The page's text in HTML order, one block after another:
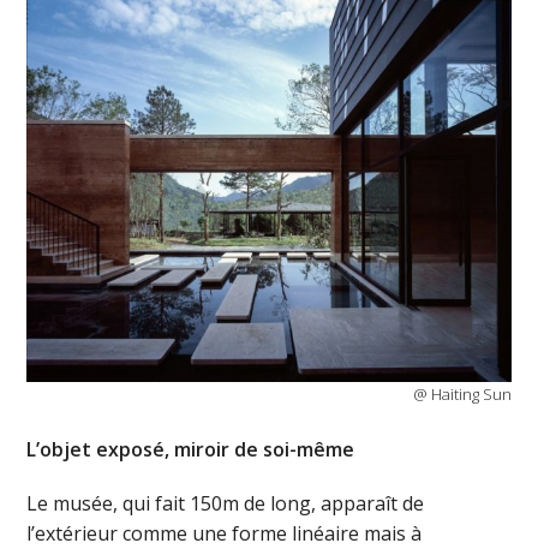
@ Haiting Sun
L’objet exposé, miroir de soi-même
Le musée, qui fait 150m de long, apparaît de
l’extérieur comme une forme linéaire mais à